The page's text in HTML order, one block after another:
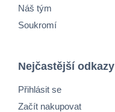
Náš tým
Soukromí
Nejčastější odkazy
Přihlásit se
Začít nakupovat